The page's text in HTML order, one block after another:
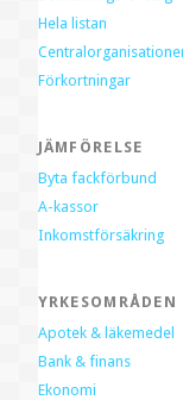
Hela listan
Förkortningar
JÄMFÖRELSE
Byta fackförbund
A-kassor
Inkomstförsäkring
YRKESOMRÅDEN
Apotek & läkemedel
Bank & finans
Ekonomi